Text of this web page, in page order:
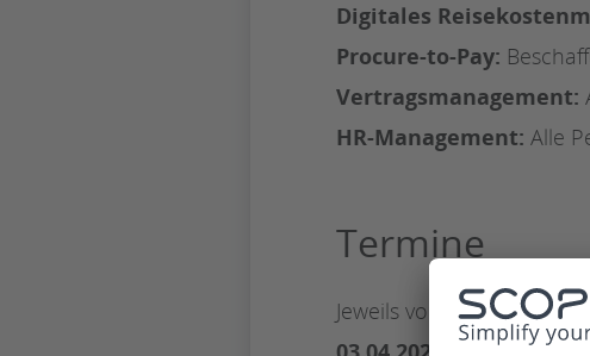
Digitales
Procure-to-Pay:
Vertragsmanagement:
HR-Management: Alle
Termine
Jeweils von 18.00-21.00